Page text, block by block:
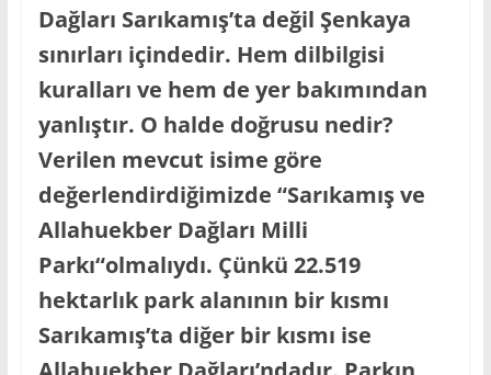
Dağları Sarıkamış’ta değil Şenkaya
sınırları içindedir. Hem dilbilgisi
kuralları ve hem de yer bakımından
yanlıştır. O halde doğrusu nedir?
Verilen mevcut isime göre
değerlendirdiğimizde “Sarıkamış ve
Allahuekber Dağları Milli
Parkı“olmalıydı. Çünkü 22.519
hektarlık park alanının bir kısmı
Sarıkamış’ta diğer bir kısmı ise